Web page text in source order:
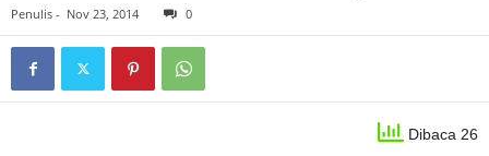
Penulis - Nov 23, 2014 0
Dibaca 26